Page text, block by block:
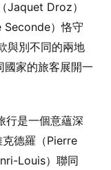
Jaquet Droz）
Seconde）恪守
與別不同的兩地
家的旅客展開一
行是一個意蘊深
德羅（Pierre
Louis）聯同